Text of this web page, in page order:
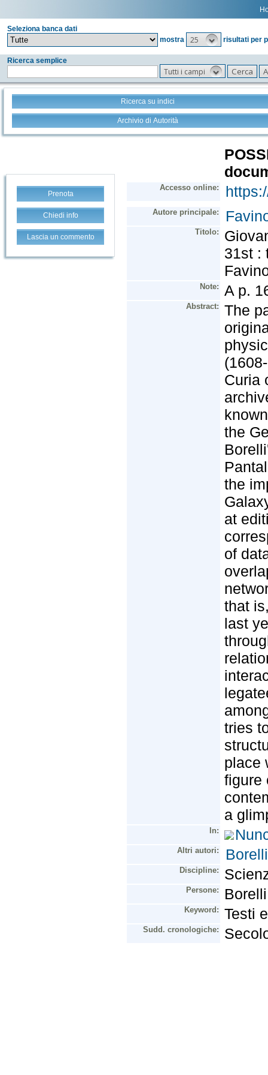
Seleziona banca dati
mostra
25 risultati per
Ricerca semplice
Tutti i campi
Ricerca su indici
Archivio di Autorità
Prenota
Chiedi info
Lascia un commento